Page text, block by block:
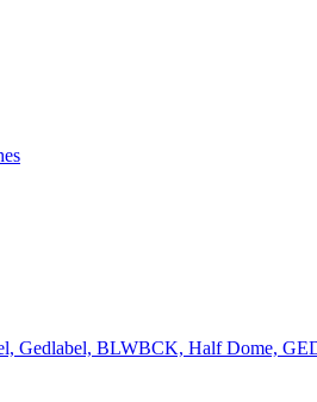
Gedlabel, BLWBCK, Half Dome,